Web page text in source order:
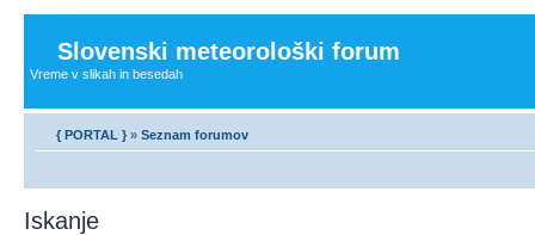
Slovenski meteorološki forum
Vreme v slikah in besedah
{ PORTAL } » Seznam forumov
Iskanje